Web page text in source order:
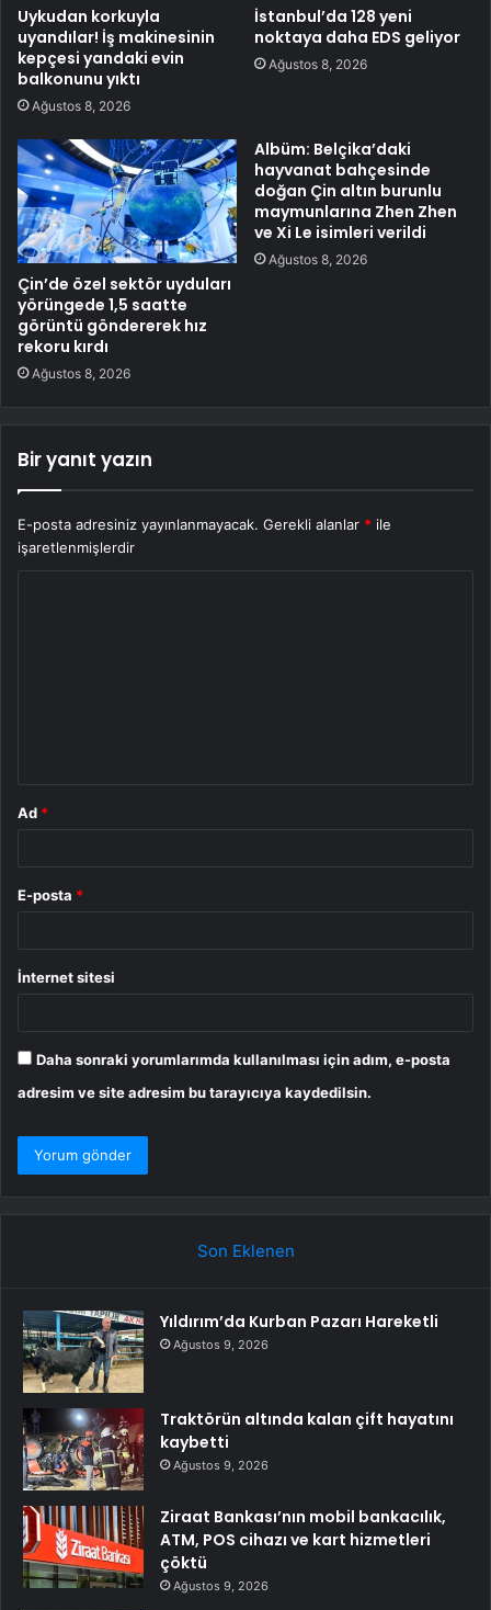
Uykudan korkuyla
uyandılar! İş makinesinin
kepçesi yandaki evin
balkonunu yıktı
Ağustos 8, 2026
İstanbul’da 128 yeni
noktaya daha EDS geliyor
Ağustos 8, 2026
Çin’de özel sektör uyduları
yörüngede 1,5 saatte
görüntü göndererek hız
rekoru kırdı
Ağustos 8, 2026
Albüm: Belçika’daki
hayvanat bahçesinde
doğan Çin altın burunlu
maymunlarına Zhen Zhen
ve Xi Le isimleri verildi
Ağustos 8, 2026
Bir yanıt yazın
E-posta adresiniz yayınlanmayacak. Gerekli alanlar * ile
işaretlenmişlerdir
Ad *
E-posta *
İnternet sitesi
Daha sonraki yorumlarımda kullanılması için adım, e-posta
adresim ve site adresim bu tarayıcıya kaydedilsin.
Son Eklenen
Yıldırım’da Kurban Pazarı Hareketli
Ağustos 9, 2026
Traktörün altında kalan çift hayatını
kaybetti
Ağustos 9, 2026
Ziraat Bankası’nın mobil bankacılık,
ATM, POS cihazı ve kart hizmetleri
çöktü
Ağustos 9, 2026